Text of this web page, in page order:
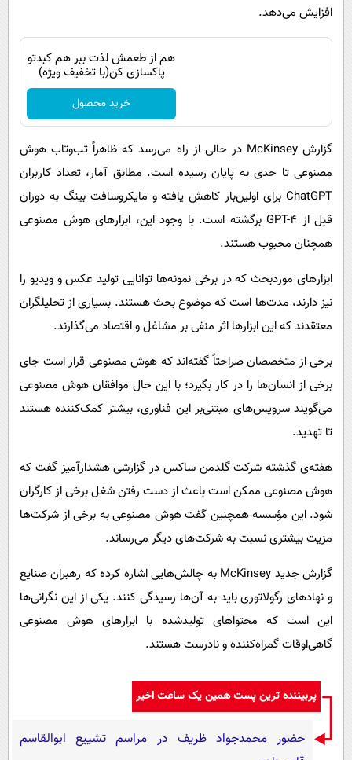
افزایش می‌دهد.
هم از طعمش لذت ببر هم کبدتو
پاکسازی کن(با تخفیف ویژه)
خرید محصول
گزارش McKinsey در حالی از راه می‌رسد که ظاهراً تب‌و‌تاب هوش
مصنوعی تا حدی به پایان رسیده است. مطابق آمار،‌ تعداد کاربران
ChatGPT برای اولین‌بار کاهش یافته و مایکروسافت بینگ به دوران
قبل از GPT-4 برگشته است. با وجود این، ابزارهای هوش مصنوعی
همچنان محبوب هستند.
ابزارهای موردبحث که در برخی نمونه‌ها توانایی تولید عکس و ویدیو را
نیز دارند، مدت‌ها است که موضوع بحث هستند. بسیاری از تحلیلگران
معتقدند که این ابزارها اثر منفی بر مشاغل و اقتصاد می‌گذارند.
برخی از متخصصان صراحتاً گفته‌اند که هوش مصنوعی قرار است جای
برخی از انسان‌ها را در کار بگیرد؛ با این‌ حال موافقان هوش مصنوعی
می‌گویند سرویس‌های مبتنی‌بر این فناوری، بیشتر کمک‌کننده هستند
تا تهدید.
هفته‌ی گذشته شرکت گلدمن ساکس در گزارشی هشدارآمیز گفت که
هوش مصنوعی ممکن است باعث از دست رفتن شغل برخی از کارگران
شود. این مؤسسه همچنین گفت هوش مصنوعی به برخی از شرکت‌ها
مزیت بیشتری نسبت‌ به شرکت‌های دیگر می‌رساند.
گزارش جدید McKinsey به چالش‌هایی اشاره کرده که رهبران صنایع
و نهادهای رگولاتوری باید به آن‌ها رسیدگی کنند. یکی از این نگرانی‌ها
این است که محتواهای تولیدشده با ابزارهای هوش مصنوعی
گاهی‌اوقات گمراه‌کننده و نادرست هستند.
پربیننده ترین پست همین یک ساعت اخیر
حضور محمدجواد ظریف در مراسم تشییع ابوالقاسم